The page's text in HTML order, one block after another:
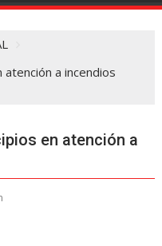
atención a incendios
en atención a